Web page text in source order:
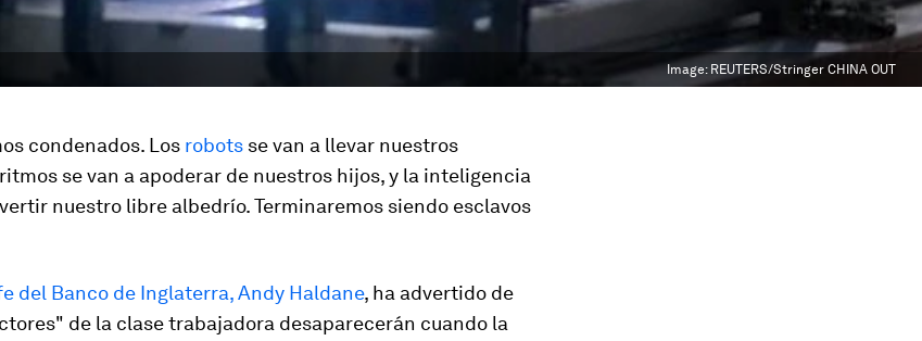
Image: REUTERS/Stringer CHINA OUT
condenados. Los robots se van a llevar nuestros
se van a apoderar de nuestros hijos, y la inteligencia
nuestro libre albedrío. Terminaremos siendo esclavos
del Banco de Inglaterra, Andy Haldane, ha advertido de
de la clase trabajadora desaparecerán cuando la